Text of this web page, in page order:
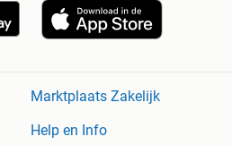
Marktplaats Zakelijk
Help en Info